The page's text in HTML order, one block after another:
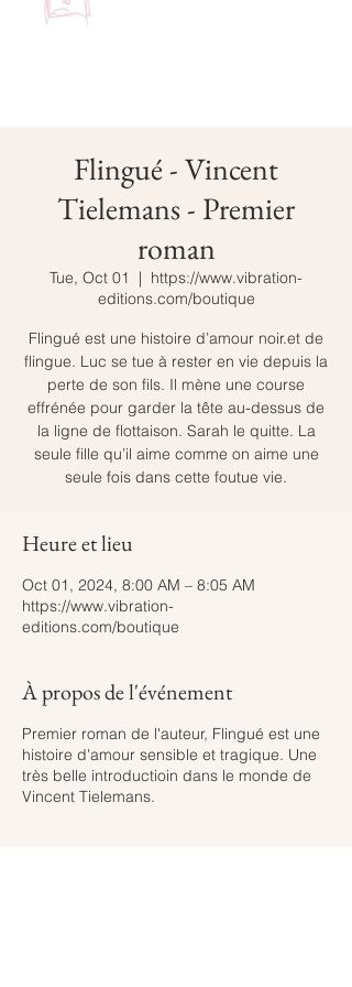
Flingué - Vincent
Tielemans - Premier
roman
Tue, Oct 01
  |
https://www.vibration-
editions.com/boutique
Flingué est une histoire d’amour noir.et de
flingue. Luc se tue à rester en vie depuis la
perte de son fils. Il mène une course
effrénée pour garder la tête au-dessus de
la ligne de flottaison. Sarah le quitte. La
seule fille qu’il aime comme on aime une
seule fois dans cette foutue vie.
Heure et lieu
Oct 01, 2024, 8:00 AM – 8:05 AM
https://www.vibration-
editions.com/boutique
À propos de l'événement
Premier roman de l'auteur, Flingué est une
histoire d'amour sensible et tragique. Une
très belle introductioin dans le monde de
Vincent Tielemans.